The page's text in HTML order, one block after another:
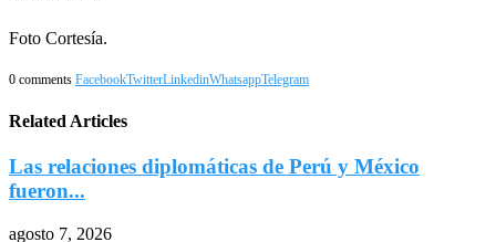
Foto Cortesía.
0 comments FacebookTwitterLinkedinWhatsappTelegram
Related Articles
Las relaciones diplomáticas de Perú y México
fueron...
agosto 7, 2026